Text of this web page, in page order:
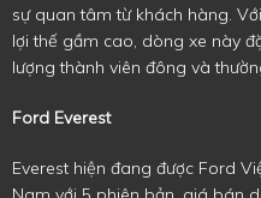
sự quan tâm từ khách hàng.
lợi thế gầm cao, dòng xe này
lượng thành viên đông và
Ford Everest
Everest hiện đang được Ford